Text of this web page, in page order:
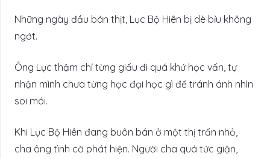
Những ngày đầu bán thịt, Lục Bộ Hiên bị dè bỉu không
ngớt.
Ông Lục thậm chí từng giấu đi quá khứ học vấn, tự
nhận mình chưa từng học đại học gì để tránh ánh nhìn
soi mói.
Khi Lục Bộ Hiên đang buôn bán ở một thị trấn nhỏ,
cha ông tình cờ phát hiện. Người cha quá tức giận,